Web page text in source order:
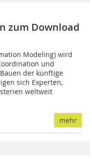
zum Download
Modeling) wird
und
der künftige
sich Experten,
weltweit
mehr